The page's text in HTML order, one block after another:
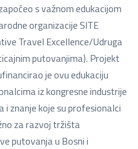
s važnom edukacijom
organizacije SITE
Travel Excellence/Udruga
putovanjima). Projekt
je ovu edukaciju
iz kongresne industrije
i znanje koje su profesionalci
za razvoj tržišta
putovanja u Bosni i